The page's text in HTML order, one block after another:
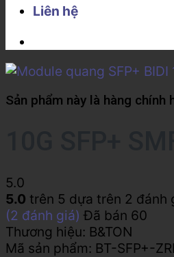
Liên hệ
Sản phẩm này là hàng
5.0
5.0 trên 5 dựa trên 2 đánh
(2 đánh giá) Đã bán 60
Thương hiệu: B&TON
Mã sản phẩm: BT-SFP+-